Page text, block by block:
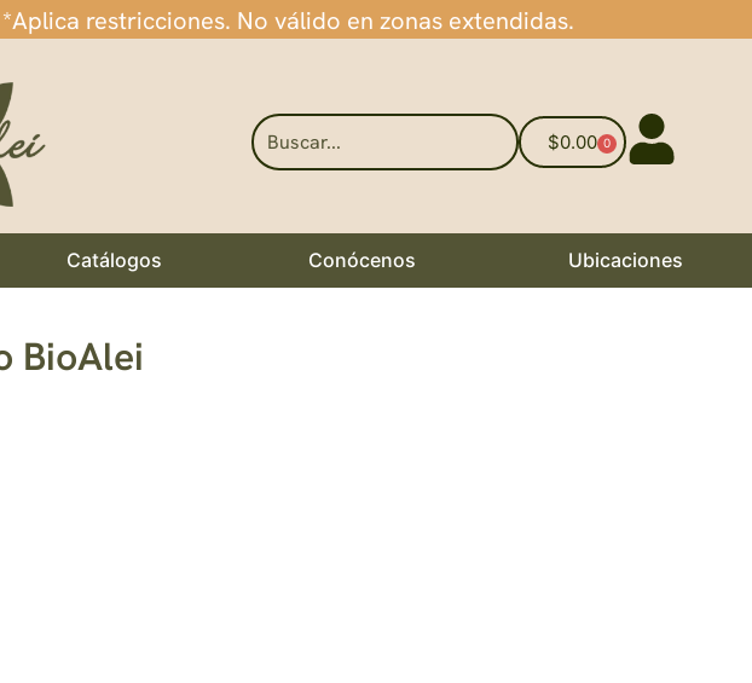
restricciones. No válido en zonas extendidas.
$0.00 0
Catálogos Conócenos Ubicaciones
BioAlei